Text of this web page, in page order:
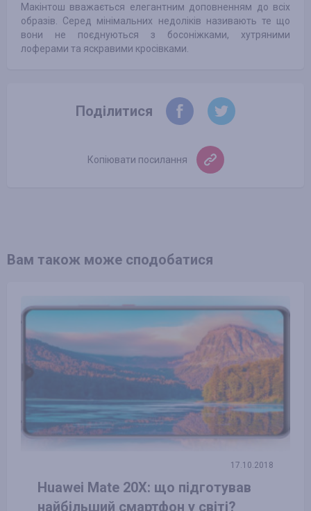
Макінтош вважається елегантним доповненням до всіх
образів. Серед мінімальних недоліків називають те що
вони не поєднуються з босоніжками, хутряними
лоферами та яскравими кросівками.
Поділитися
Копіювати посилання
Вам також може сподобатися
17.10.2018
Huawei Mate 20X: що підготував
найбільший смартфон у світі?